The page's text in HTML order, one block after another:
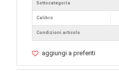
Sottocategoria
Calibro
Condizioni articolo
aggiungi a preferiti